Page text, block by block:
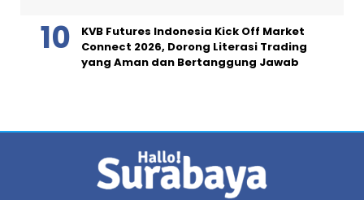
KVB Futures Indonesia Kick Off Market
Connect 2026, Dorong Literasi Trading
yang Aman dan Bertanggung Jawab